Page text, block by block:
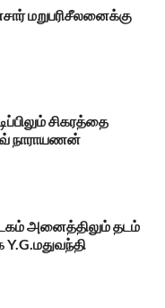
மறுபரிசீலனைக்கு
சிகரத்தை
நாராயணன்
அனைத்திலும் தடம்
Y.G.மதுவந்தி